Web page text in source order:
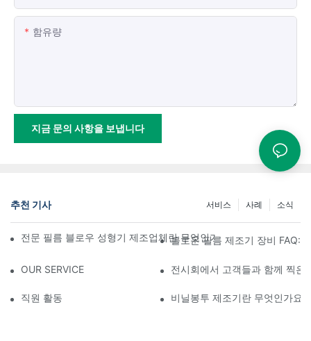
함유량
지금 문의 사항을 보냅니다
추천 기사 소식
사례
서비스
전문 필름 블로우 성형기 제조업체란 무엇인가: 고품질 필름 제작
블로운 필름 제조기 장비 FAQ:
OUR SERVICE 전시회에서 고객들과 함께 찍은
직원 활동 비닐봉투 제조기란 무엇인가요?